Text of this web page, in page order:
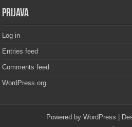
PRIJAVA
Log in
Entries feed
Comments feed
WordPress.org
Powered by WordPress |